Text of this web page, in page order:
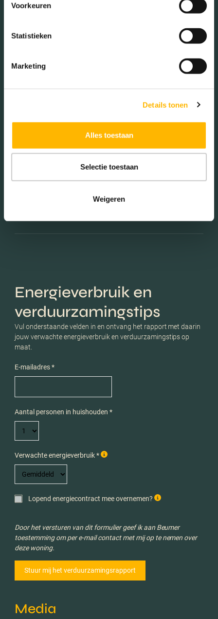
Voorkeuren
Statistieken
Marketing
Details tonen
Alles toestaan
Selectie toestaan
Weigeren
Woningen koop / huur
1270
Schaduwwijzer
Energieverbruik en
verduurzamingstips
Vul onderstaande velden in en ontvang het rapport met daarin
jouw verwachte energieverbruik en verduurzamingstips op
maat.
E-mailadres *
Aantal personen in huishouden *
Verwachte energieverbruik *
Lopend energiecontract mee overnemen?
Door het versturen van dit formulier geef ik aan Beumer
toestemming om per e-mail contact met mij op te nemen over
deze woning.
Media